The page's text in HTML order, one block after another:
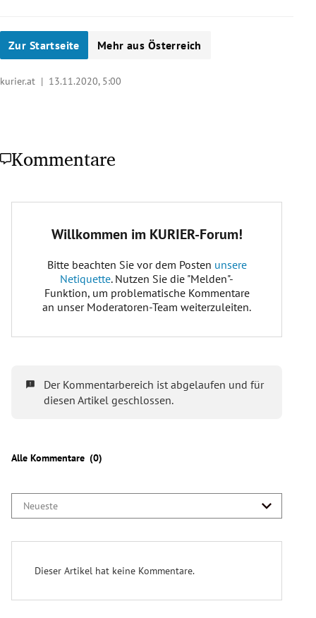
Zur Startseite Mehr aus Österreich
kurier.at | 13.11.2020, 5:00
Kommentare